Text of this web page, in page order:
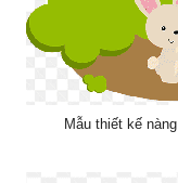
Mẫu thiết kế